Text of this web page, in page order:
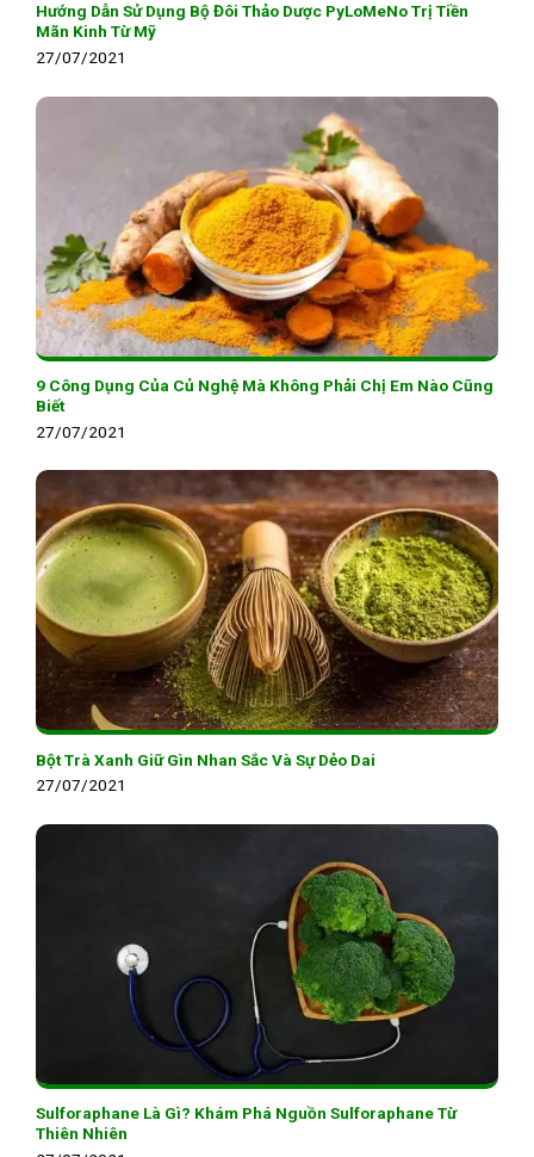
Hướng Dẫn Sử Dụng Bộ Đôi Thảo Dược PyLoMeNo Trị Tiền
Mãn Kinh Từ Mỹ
27/07/2021
9 Công Dụng Của Củ Nghệ Mà Không Phải Chị Em Nào Cũng
Biết
27/07/2021
Bột Trà Xanh Giữ Gìn Nhan Sắc Và Sự Dẻo Dai
27/07/2021
Sulforaphane Là Gì? Khám Phá Nguồn Sulforaphane Từ
Thiên Nhiên